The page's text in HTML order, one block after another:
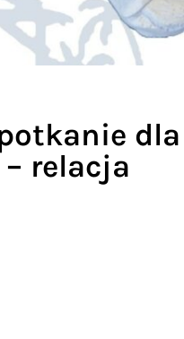
relacja